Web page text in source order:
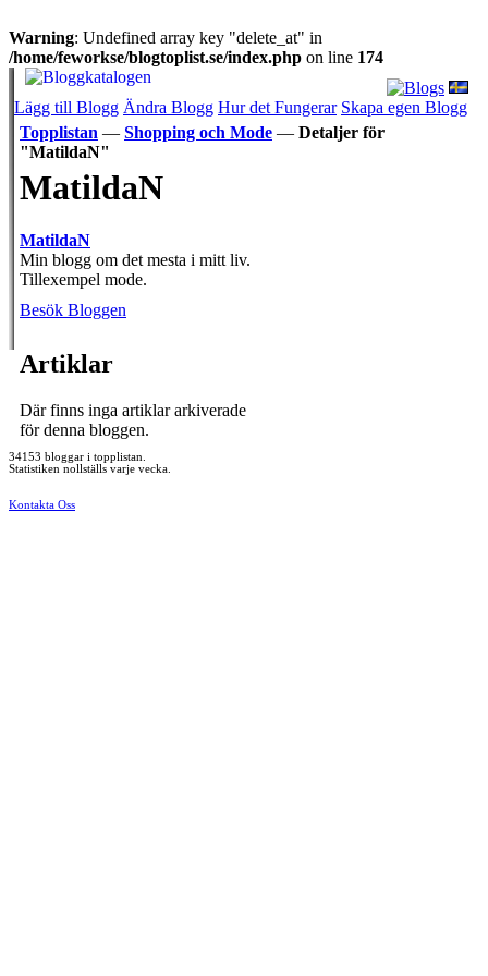
Warning: Undefined array key "delete_at" in
/home/feworkse/blogtoplist.se/index.php on line 174
Lägg till Blogg Ändra Blogg Hur det Fungerar Skapa egen Blogg
Topplistan — Shopping och Mode — Detaljer för
"MatildaN"
MatildaN
MatildaN
Min blogg om det mesta i mitt liv.
Tillexempel mode.
Besök Bloggen
Artiklar
Där finns inga artiklar arkiverade
för denna bloggen.
34153 bloggar i topplistan.
Statistiken nollställs varje vecka.
Kontakta Oss